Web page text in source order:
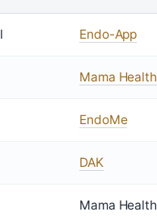
Endo-App
Mama Health
EndoMe
DAK
Mama Health